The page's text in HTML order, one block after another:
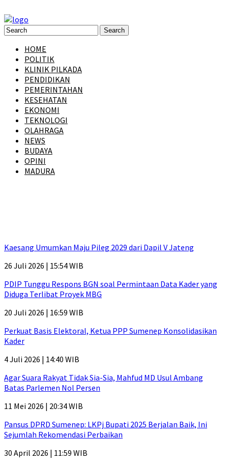
HOME
POLITIK
KLINIK PILKADA
PENDIDIKAN
PEMERINTAHAN
KESEHATAN
EKONOMI
TEKNOLOGI
OLAHRAGA
NEWS
BUDAYA
OPINI
MADURA
Kaesang Umumkan Maju Pileg 2029 dari Dapil V Jateng
26 Juli 2026 | 15:54 WIB
PDIP Tunggu Respons BGN soal Permintaan Data Kader yang
Diduga Terlibat Proyek MBG
20 Juli 2026 | 16:59 WIB
Perkuat Basis Elektoral, Ketua PPP Sumenep Konsolidasikan
Kader
4 Juli 2026 | 14:40 WIB
Agar Suara Rakyat Tidak Sia-Sia, Mahfud MD Usul Ambang
Batas Parlemen Nol Persen
11 Mei 2026 | 20:34 WIB
Pansus DPRD Sumenep: LKPj Bupati 2025 Berjalan Baik, Ini
Sejumlah Rekomendasi Perbaikan
30 April 2026 | 11:59 WIB